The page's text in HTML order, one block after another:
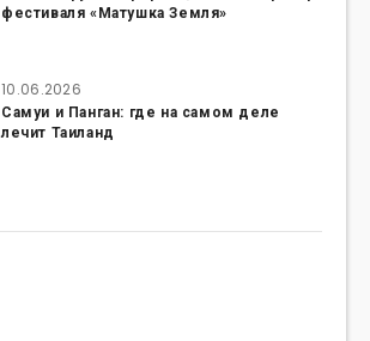
фестиваля «Матушка Земля»
10.06.2026
Самуи и Панган: где на самом деле
лечит Таиланд